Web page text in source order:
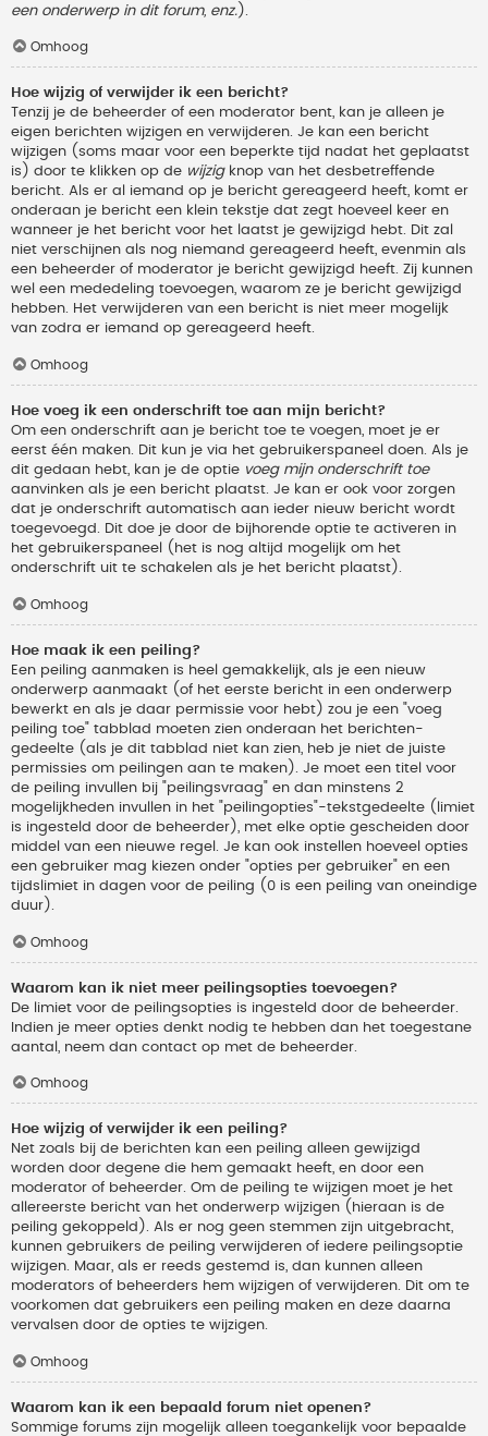
een onderwerp in dit forum, enz. ).
Omhoog
Hoe wijzig of verwijder ik een bericht?
Tenzij je de beheerder of een moderator bent, kan je alleen je
eigen berichten wijzigen en verwijderen. Je kan een bericht
wijzigen (soms maar voor een beperkte tijd nadat het geplaatst
is) door te klikken op de wijzigknop van het desbetreffende
bericht. Als er al iemand op je bericht gereageerd heeft, komt er
onderaan je bericht een klein tekstje dat zegt hoeveel keer en
wanneer je het bericht voor het laatst je gewijzigd hebt. Dit zal
niet verschijnen als nog niemand gereageerd heeft, evenmin als
een beheerder of moderator je bericht gewijzigd heeft. Zij kunnen
wel een mededeling toevoegen, waarom ze je bericht gewijzigd
hebben. Het verwijderen van een bericht is niet meer mogelijk
van zodra er iemand op gereageerd heeft.
Omhoog
Hoe voeg ik een onderschrift toe aan mijn bericht?
Om een onderschrift aan je bericht toe te voegen, moet je er
eerst één maken. Dit kun je via het gebruikerspaneel doen. Als je
dit gedaan hebt, kan je de optie voeg mijn onderschrift toe
aanvinken als je een bericht plaatst. Je kan er ook voor zorgen
dat je onderschrift automatisch aan ieder nieuw bericht wordt
toegevoegd. Dit doe je door de bijhorende optie te activeren in
het gebruikerspaneel (het is nog altijd mogelijk om het
onderschrift uit te schakelen als je het bericht plaatst).
Omhoog
Hoe maak ik een peiling?
Een peiling aanmaken is heel gemakkelijk, als je een nieuw
onderwerp aanmaakt (of het eerste bericht in een onderwerp
bewerkt en als je daar permissie voor hebt) zou je een "voeg
peiling toe" tabblad moeten zien onderaan het berichten-
gedeelte (als je dit tabblad niet kan zien, heb je niet de juiste
permissies om peilingen aan te maken). Je moet een titel voor
de peiling invullen bij "peilingsvraag" en dan minstens 2
mogelijkheden invullen in het "peilingopties"-tekstgedeelte (limiet
is ingesteld door de beheerder), met elke optie gescheiden door
middel van een nieuwe regel. Je kan ook instellen hoeveel opties
een gebruiker mag kiezen onder "opties per gebruiker" en een
tijdslimiet in dagen voor de peiling (0 is een peiling van oneindige
duur).
Omhoog
Waarom kan ik niet meer peilingsopties toevoegen?
De limiet voor de peilingsopties is ingesteld door de beheerder.
Indien je meer opties denkt nodig te hebben dan het toegestane
aantal, neem dan contact op met de beheerder.
Omhoog
Hoe wijzig of verwijder ik een peiling?
Net zoals bij de berichten kan een peiling alleen gewijzigd
worden door degene die hem gemaakt heeft, en door een
moderator of beheerder. Om de peiling te wijzigen moet je het
allereerste bericht van het onderwerp wijzigen (hieraan is de
peiling gekoppeld). Als er nog geen stemmen zijn uitgebracht,
kunnen gebruikers de peiling verwijderen of iedere peilingsoptie
wijzigen. Maar, als er reeds gestemd is, dan kunnen alleen
moderators of beheerders hem wijzigen of verwijderen. Dit om te
voorkomen dat gebruikers een peiling maken en deze daarna
vervalsen door de opties te wijzigen.
Omhoog
Waarom kan ik een bepaald forum niet openen?
Sommige forums zijn mogelijk alleen toegankelijk voor bepaalde